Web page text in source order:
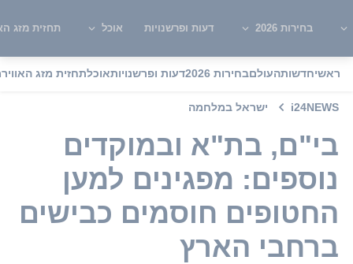
בחירות 2026 דעות ופרשנויות אוכל תחזית מזג
ראשיחדשותהעולםבחירות 2026 דעות ופרשנויותאוכלתחזית מזג האוויר
i24NEWS ישראל במלחמה
בי"ם, בת"א ובמוקדים
נוספים: מפגינים למען
החטופים חוסמים כבישים
ברחבי הארץ